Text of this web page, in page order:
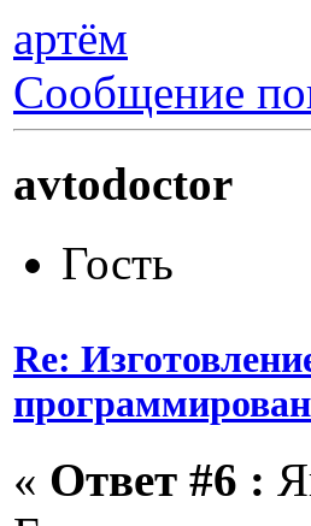
артём
Сообщение
avtodoctor
Гость
Re:
« Ответ #6 :